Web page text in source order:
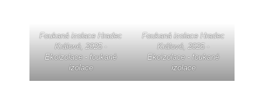
Foukaná izolace Hradec
Králové, 2025 -
Ekoizolace - foukané
izolace
Foukaná izolace Hradec
Králové, 2025 -
Ekoizolace - foukané
izolace